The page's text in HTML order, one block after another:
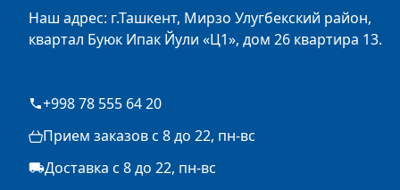
Наш адрес: г.Ташкент, Мирзо Улугбекский район,
квартал Буюк Ипак Йули «Ц1», дом 26 квартира 13.
+998 78 555 64 20
Прием заказов с 8 до 22, пн-вс
Доставка с 8 до 22, пн-вс